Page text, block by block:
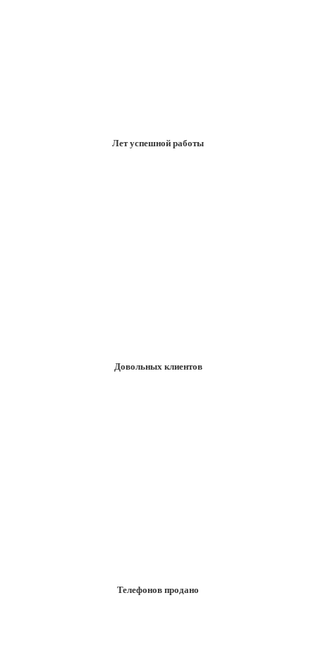
Лет успешной работы
Довольных клиенто
Телефонов продано